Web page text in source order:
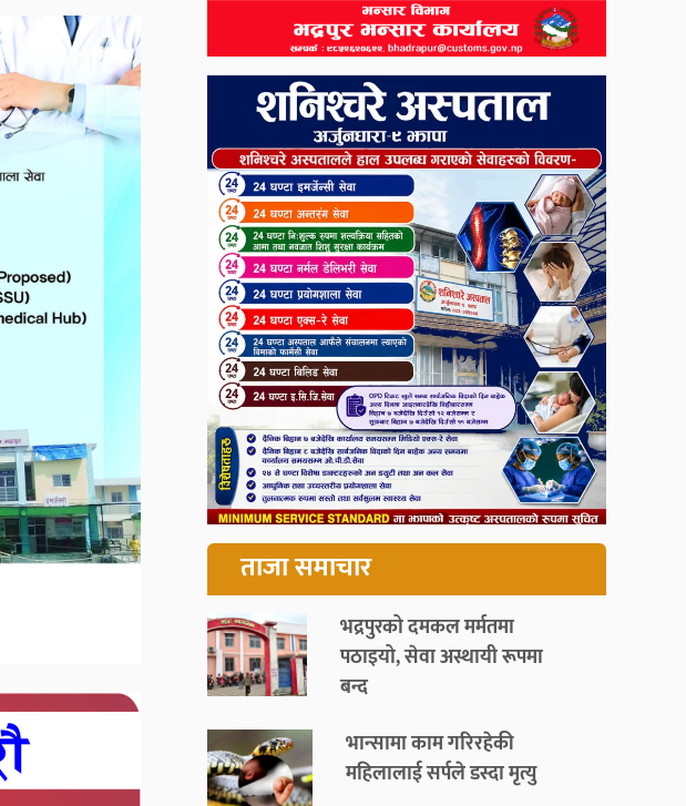
ताजा समाचार
भद्रपुरको दमकल मर्मतमा
पठाइयो, सेवा अस्थायी रूपमा
बन्द
भान्सामा काम गरिरहेकी
महिलालाई सर्पले डस्दा मृत्यु